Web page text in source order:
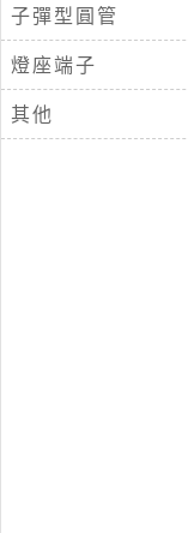
子彈型圓管
燈座端子
其他